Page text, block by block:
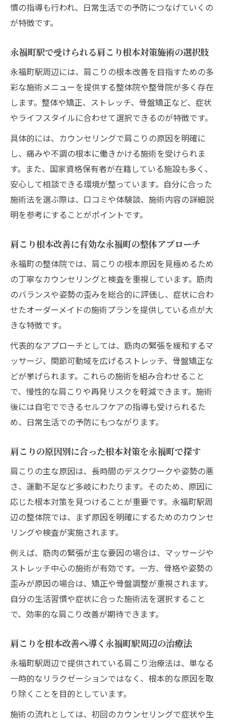
慣の指導も行われ、日常生活での予防につなげていくの
が特徴です。
永福町駅で受けられる肩こり根本対策施術の選択肢
永福町駅周辺には、肩こりの根本改善を目指すための多
彩な施術メニューを提供する整体院や整骨院が多く存在
します。整体や矯正、ストレッチ、骨盤矯正など、症状
やライフスタイルに合わせて選択できるのが特徴です。
具体的には、カウンセリングで肩こりの原因を明確に
し、痛みや不調の根本に働きかける施術を受けられま
す。また、国家資格保有者が在籍している施設も多く、
安心して相談できる環境が整っています。自分に合った
施術法を選ぶ際は、口コミや体験談、施術内容の詳細説
明を参考にすることがポイントです。
肩こり根本改善に有効な永福町の整体アプローチ
永福町の整体院では、肩こりの根本原因を見極めるため
の丁寧なカウンセリングと検査を重視しています。筋肉
のバランスや姿勢の歪みを総合的に評価し、症状に合わ
せたオーダーメイドの施術プランを提供している点が大
きな特徴です。
代表的なアプローチとしては、筋肉の緊張を緩和するマ
ッサージ、関節可動域を広げるストレッチ、骨盤矯正な
どが挙げられます。これらの施術を組み合わせること
で、慢性的な肩こりや再発リスクを軽減できます。施術
後には自宅でできるセルフケアの指導も受けられるた
め、日常生活での予防にもつながります。
肩こりの原因別に合った根本対策を永福町で探す
肩こりの主な原因は、長時間のデスクワークや姿勢の悪
さ、運動不足など多岐にわたります。そのため、原因に
応じた根本対策を見つけることが重要です。永福町駅周
辺の整体院では、まず原因を明確にするためのカウンセ
リングや検査が実施されます。
例えば、筋肉の緊張が主な要因の場合は、マッサージや
ストレッチ中心の施術が有効です。一方、骨格や姿勢の
歪みが原因の場合は、矯正や骨盤調整が重視されます。
自分の生活習慣や症状に合った施術法を選択すること
で、効率的な肩こり改善が期待できます。
肩こりを根本改善へ導く永福町駅周辺の治療法
永福町駅周辺で提供されている肩こり治療法は、単なる
一時的なリラクゼーションではなく、根本的な原因を取
り除くことを目的としています。
施術の流れとしては、初回のカウンセリングで症状や生